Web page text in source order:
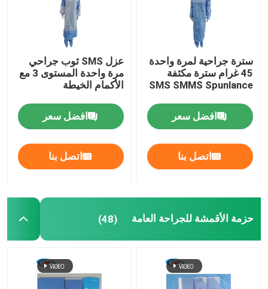
سترة جراحية لمرة واحدة
45 غرام سترة مكثفة
SMS SMMS Spunlance
افضل سعر
اتصل بنا
عزل SMS ثوب جراحي
مرة واحدة المستوى 3 مع
الأكمام الخيطة
افضل سعر
اتصل بنا
حزمة الأقمشة للجراحة العامة (48)